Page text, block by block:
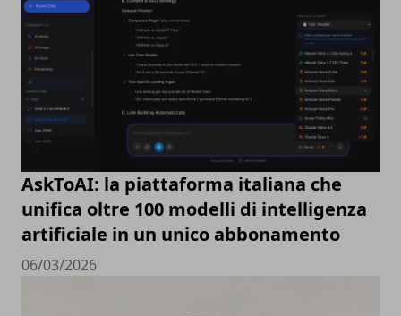
AskToAI: la piattaforma italiana che
unifica oltre 100 modelli di intelligenza
artificiale in un unico abbonamento
06/03/2026